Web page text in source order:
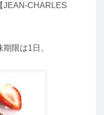
JEAN-CHARLES
限は1日。